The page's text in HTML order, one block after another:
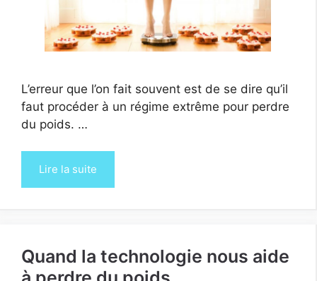
L’erreur que l’on fait souvent est de se dire qu’il
faut procéder à un régime extrême pour perdre
du poids. …
Lire la suite
Quand la technologie nous aide